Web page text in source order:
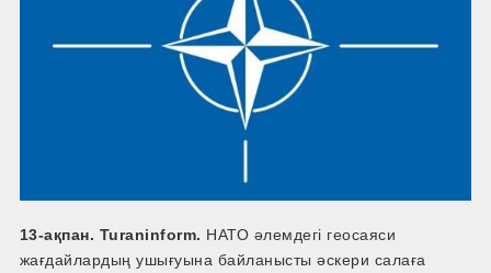
13-ақпан. Turaninform. НАТО әлемдегі геосаяси
жағдайлардың ушығуына байланысты әскери салаға